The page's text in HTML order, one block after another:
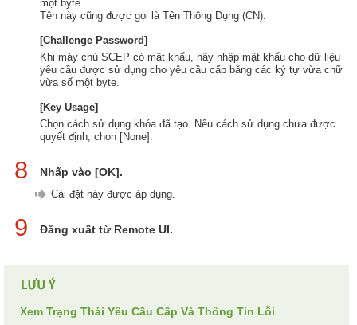
một byte.
Tên này cũng được gọi là Tên Thông Dụng (CN).
[Challenge Password]
Khi máy chủ SCEP có mật khẩu, hãy nhập mật khẩu cho dữ liệu
yêu cầu được sử dụng cho yêu cầu cấp bằng các ký tự vừa chữ
vừa số một byte.
[Key Usage]
Chọn cách sử dụng khóa đã tạo. Nếu cách sử dụng chưa được
quyết định, chọn [None].
8 Nhấp vào [OK].
Cài đặt này được áp dụng.
9 Đăng xuất từ Remote UI.
Xem Trạng Thái Yêu Cầu Cấp Và Thông Tin Lỗi